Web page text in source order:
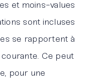
et moins-values
sont incluses
se rapportent à
Ce peut
pour une